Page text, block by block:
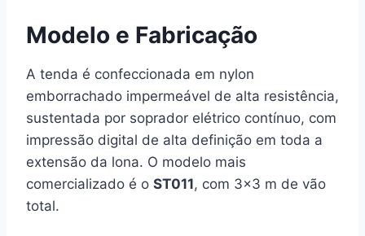
Modelo e Fabricação
A tenda é confeccionada em nylon
emborrachado impermeável de alta resistência,
sustentada por soprador elétrico contínuo, com
impressão digital de alta definição em toda a
extensão da lona. O modelo mais
comercializado é o ST011, com 3×3 m de vão
total.